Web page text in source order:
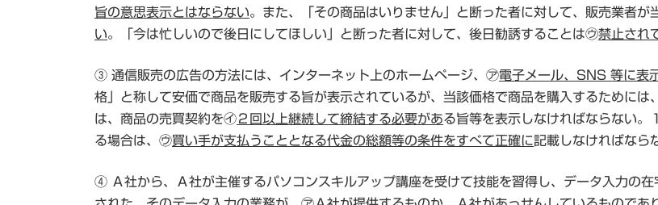
旨の意思表示とはならない。また、「その商品はいりません」と断った者に対して、販売業者
い。「今は忙しいので後日にしてほしい」と断った者に対して、後日勧誘することは㋒禁止され
③ 通信販売の広告の方法には、インターネット上のホームページ、㋐電子メール、SNS 等に表
格」と称して安価で商品を販売する旨が表示されているが、当該価格で商品を購入するために
は、商品の売買契約を㋑２回以上継続して締結する必要がある旨等を表示しなければならない。
る場合は、㋒買い手が支払うこととなる代金の総額等の条件をすべて正確に記載しなければなら
④ Ａ社から、Ａ社が主催するパソコンスキルアップ講座を受けて技能を習得し、データ入力の